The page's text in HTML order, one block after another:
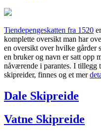
Tiendepengeskatten fra 1520
komplette oversikt man har
en oversikt over hvilke gårder
en bruker og navn er satt opp
nåværende i parantes. I tillegg
skipreider, finnes og et mer
Dale Skipreide
Vatne Skipreide